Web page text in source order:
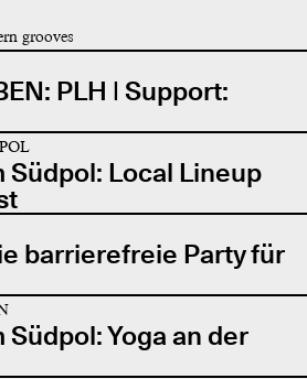
grooves
PLH | Support:
Südpol: Local Lineup
barrierefreie Party für
Yoga an der